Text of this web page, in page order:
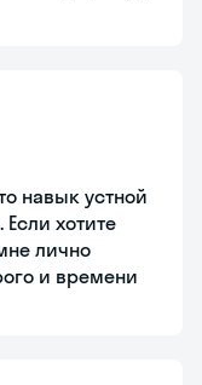
навык устной
хотите
лично
и времени